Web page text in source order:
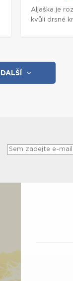
Aljaška je
kvůli drsné
DALŠÍ